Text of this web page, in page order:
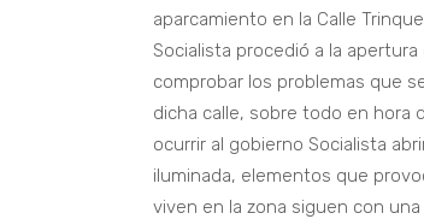
aparcamiento en la Calle
Socialista procedió a la
comprobar los problemas que
dicha calle, sobre todo en hora
ocurrir al gobierno Socialista
iluminada, elementos que
viven en la zona siguen con